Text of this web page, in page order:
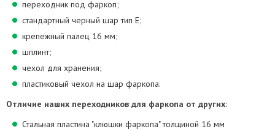
переходник под фаркоп;
стандартный черный шар тип Е;
крепежный палец 16 мм;
шплинт;
чехол для хранения;
пластиковый чехол на шар фаркопа.
Отличие наших переходников для фаркопа от других:
Стальная пластина "клюшки фаркопа" толщиной 16 мм